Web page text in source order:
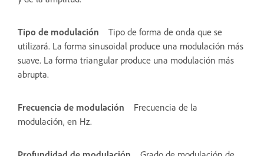
Tipo de modulación
Tipo de forma de onda que se
utilizará. La forma sinusoidal produce una modulación más
suave. La forma triangular produce una modulación más
abrupta.
Frecuencia de modulación
Frecuencia de la
modulación, en Hz.